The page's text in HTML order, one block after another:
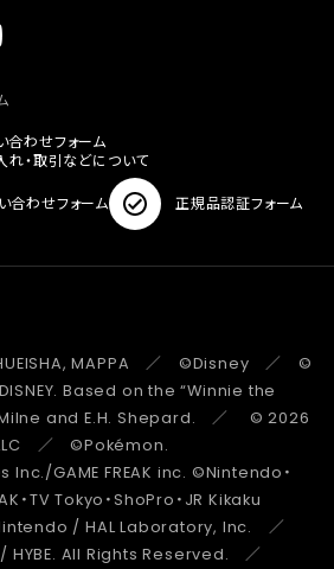
合わせフォーム
れ・取引などについて
合わせフォーム 正規品認証フォーム
MAPPA ／ ©Disney ／ ©
Based on the “Winnie the
Milne and E.H. Shepard. ／ © 2026
／ ©Pokémon.
GAME FREAK inc. ©Nintendo・
・TV Tokyo・ShoPro・JR Kikaku
/ HAL Laboratory, Inc. ／
/ HYBE. All Rights Reserved. ／